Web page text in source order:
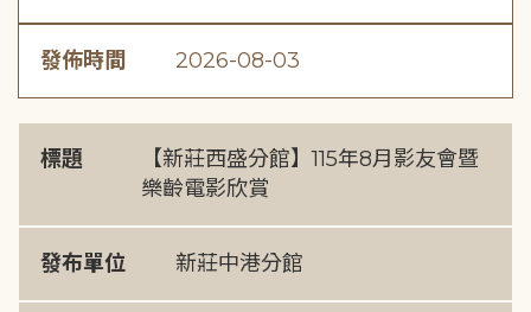
發佈時間 2026-08-03
標題
【新莊西盛分館】115年8月影友會暨
樂齡電影欣賞
發布單位 新莊中港分館